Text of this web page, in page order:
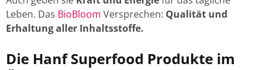
Leben. Das BioBloom Versprechen: Qualität und
Erhaltung aller Inhaltsstoffe.
Die Hanf Superfood Produkte im